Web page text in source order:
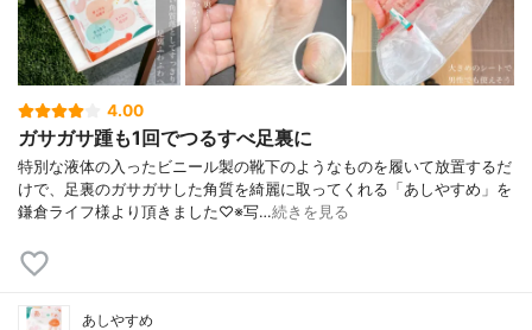
4.00
ガサガサ踵も1回でつるすべ足裏に
特別な液体の入ったビニール製の靴下のようなものを履いて放置するだ
けで、足裏のガサガサした角質を綺麗に取ってくれる「あしやすめ」を
鎌倉ライフ様より頂きました♡※写…続きを見る
あしやすめ